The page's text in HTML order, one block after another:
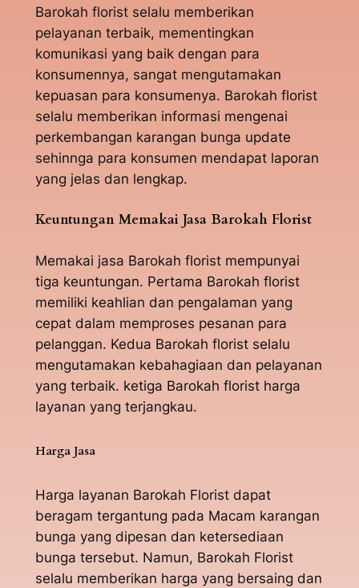
Barokah florist selalu memberikan
pelayanan terbaik, mementingkan
komunikasi yang baik dengan para
konsumennya, sangat mengutamakan
kepuasan para konsumenya. Barokah florist
selalu memberikan informasi mengenai
perkembangan karangan bunga update
sehinnga para konsumen mendapat laporan
yang jelas dan lengkap.
Keuntungan Memakai Jasa Barokah Florist
Memakai jasa Barokah florist mempunyai
tiga keuntungan. Pertama Barokah florist
memiliki keahlian dan pengalaman yang
cepat dalam memproses pesanan para
pelanggan. Kedua Barokah florist selalu
mengutamakan kebahagiaan dan pelayanan
yang terbaik. ketiga Barokah florist harga
layanan yang terjangkau.
Harga Jasa
Harga layanan Barokah Florist dapat
beragam tergantung pada Macam karangan
bunga yang dipesan dan ketersediaan
bunga tersebut. Namun, Barokah Florist
selalu memberikan harga yang bersaing dan